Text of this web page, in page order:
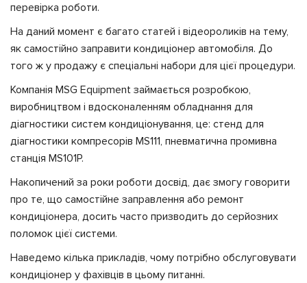
перевірка роботи.
На даний момент є багато статей і відеороликів на тему,
як самостійно заправити кондиціонер автомобіля. До
того ж у продажу є спеціальні набори для цієї процедури.
Компанія MSG Equipment займається розробкою,
виробництвом і вдосконаленням обладнання для
діагностики систем кондиціонування, це: стенд для
діагностики компресорів MS111, пневматична промивна
станція MS101P.
Накопичений за роки роботи досвід, дає змогу говорити
про те, що самостійне заправлення або ремонт
кондиціонера, досить часто призводить до серйозних
поломок цієї системи.
Наведемо кілька прикладів, чому потрібно обслуговувати
кондиціонер у фахівців в цьому питанні.